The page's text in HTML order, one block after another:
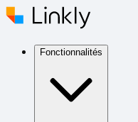
Fonctionnalités